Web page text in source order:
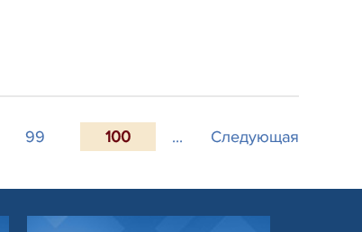
99 100 ... Следующая